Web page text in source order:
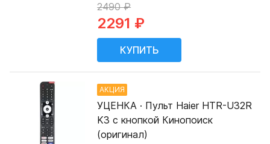
2490 ₽
2291 ₽
АКЦИЯ
УЦЕНКА · Пульт Haier HTR-U32R
K3 с кнопкой Кинопоиск
(оригинал)